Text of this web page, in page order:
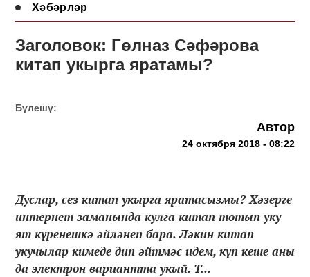
Хәбәрләр
Заголовок: Гөлназ Сәфәрова
китап укырга яратамы?
Бүлешү:
Автор
24 октября 2018 - 08:22
Дуслар, сез китап укырга яратасызмы? Хәзерге
интернет заманында кулга китап тотып уку
ят күренешкә әйләнеп бара. Ләкин китап
укучылар кимеде дип әйтмәс идем, күп кеше аны
да электрон вариантта укый. Т...